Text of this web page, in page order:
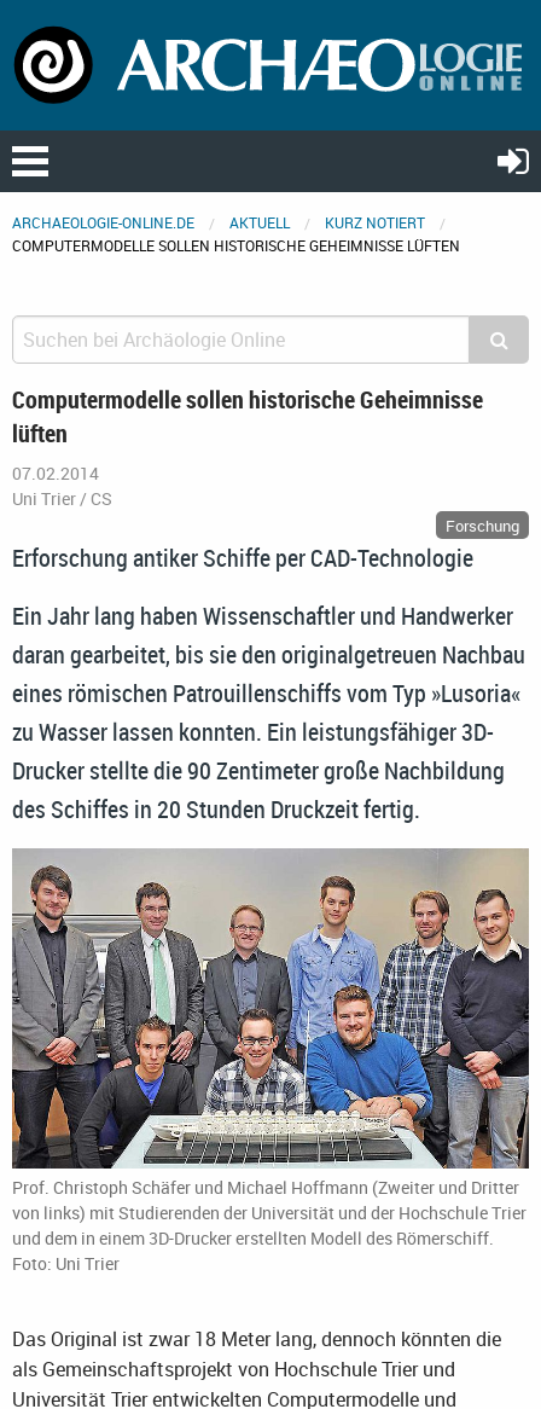
ARCHAEOLOGIE-ONLINE.DE AKTUELL
KURZ NOTIERT
COMPUTERMODELLE SOLLEN HISTORISCHE GEHEIMNISSE LÜFTEN
Computermodelle sollen historische Geheimnisse
lüften
07.02.2014
Uni Trier / CS
Forschung
Erforschung antiker Schiffe per CAD-Technologie
Ein Jahr lang haben Wissenschaftler und Handwerker
daran gearbeitet, bis sie den originalgetreuen Nachbau
eines römischen Patrouillenschiffs vom Typ »Lusoria«
zu Wasser lassen konnten. Ein leistungsfähiger 3D-
Drucker stellte die 90 Zentimeter große Nachbildung
des Schiffes in 20 Stunden Druckzeit fertig.
Prof. Christoph Schäfer und Michael Hoffmann (Zweiter und Dritter
von links) mit Studierenden der Universität und der Hochschule Trier
und dem in einem 3D-Drucker erstellten Modell des Römerschiff.
Foto: Uni Trier
Das Original ist zwar 18 Meter lang, dennoch könnten die
als Gemeinschaftsprojekt von Hochschule Trier und
Universität Trier entwickelten Computermodelle und